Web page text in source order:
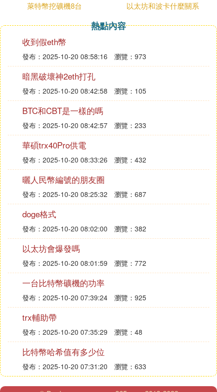
萊特幣挖礦機8台
以太坊和波卡什麼關系
熱點內容
收到假eth幣
發布：2025-10-20 08:58:16 瀏覽：973
暗黑破壞神2eth打孔
發布：2025-10-20 08:42:58 瀏覽：105
BTC和CBT是一樣的嗎
發布：2025-10-20 08:42:57 瀏覽：233
華碩trx40Pro供電
發布：2025-10-20 08:33:26 瀏覽：432
曬人民幣編號的朋友圈
發布：2025-10-20 08:25:32 瀏覽：687
doge格式
發布：2025-10-20 08:02:00 瀏覽：382
以太坊會爆發嗎
發布：2025-10-20 08:01:59 瀏覽：772
一台比特幣礦機的功率
發布：2025-10-20 07:39:24 瀏覽：925
trx輔助帶
發布：2025-10-20 07:35:29 瀏覽：48
比特幣哈希值有多少位
發布：2025-10-20 07:31:20 瀏覽：633